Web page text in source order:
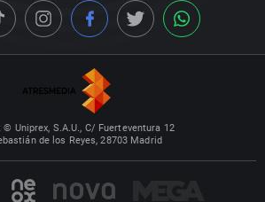
© Uniprex, S.A.U., C/ Fuerteventura 12
de los Reyes, 28703 Madrid